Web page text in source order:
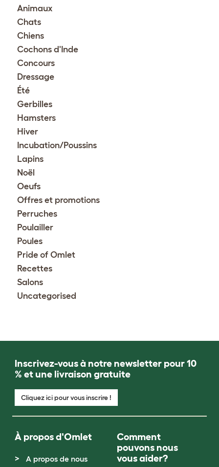
Animaux
Chats
Chiens
Cochons d'Inde
Concours
Dressage
Été
Gerbilles
Hamsters
Hiver
Incubation/Poussins
Lapins
Noël
Oeufs
Offres et promotions
Perruches
Poulailler
Poules
Pride of Omlet
Recettes
Salons
Uncategorised
Inscrivez-vous à notre newsletter pour 10
% et une livraison gratuite
Cliquez ici pour vous inscrire !
À propos d'Omlet
A propos de nous
Comment
pouvons nous
vous aider?